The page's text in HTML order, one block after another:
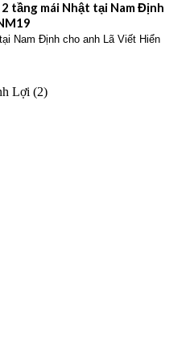
tầng mái Nhật tại Nam Định
Nam Định cho anh Lã Viết Hiển